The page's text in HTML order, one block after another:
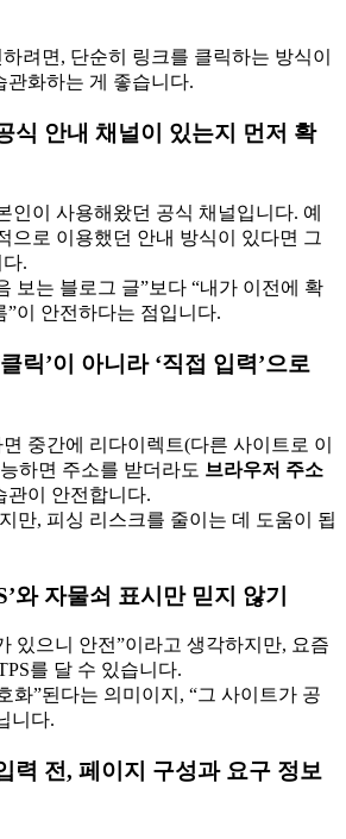
려면, 단순히 링크를 클릭하는 방식이
관화하는 게 좋습니다.
식 안내 채널이 있는지 먼저 확
인이 사용해왔던 공식 채널입니다. 예
으로 이용했던 안내 방식이 있다면 그
.
보는 블로그 글”보다 “내가 이전에 확
”이 안전하다는 점입니다.
릭’이 아니라 ‘직접 입력’으로
중간에 리다이렉트(다른 사이트로 이
하면 주소를 받더라도 브라우저 주소
관이 안전합니다.
만, 피싱 리스크를 줄이는 데 도움이 됩
와 자물쇠 표시만 믿지 않기
있으니 안전”이라고 생각하지만, 요즘
를 달 수 있습니다.
화”된다는 의미이지, “그 사이트가 공
니다.
력 전, 페이지 구성과 요구 정보